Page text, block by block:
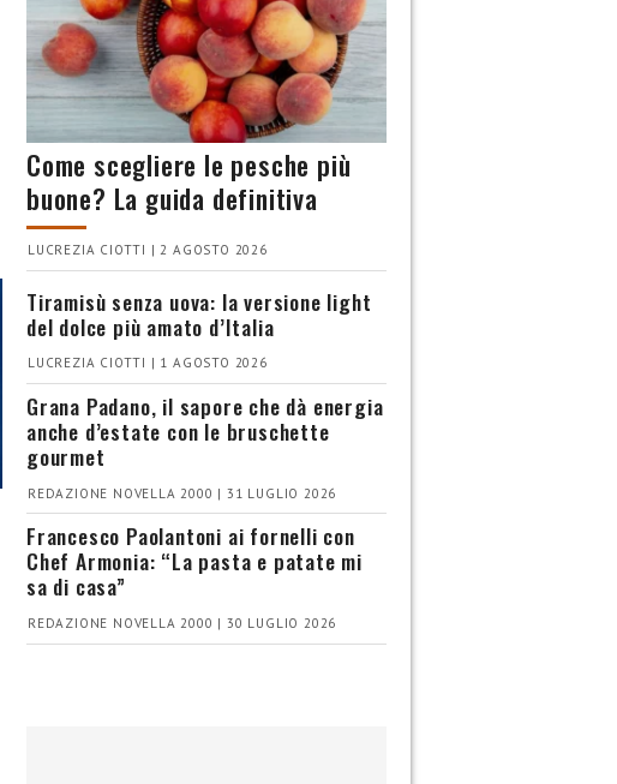
Come scegliere le pesche più
buone? La guida definitiva
LUCREZIA CIOTTI | 2 AGOSTO 2026
Tiramisù senza uova: la versione light
del dolce più amato d’Italia
LUCREZIA CIOTTI | 1 AGOSTO 2026
Grana Padano, il sapore che dà energia
anche d’estate con le bruschette
gourmet
REDAZIONE NOVELLA 2000 | 31 LUGLIO 2026
Francesco Paolantoni ai fornelli con
Chef Armonia: “La pasta e patate mi
sa di casa”
REDAZIONE NOVELLA 2000 | 30 LUGLIO 2026